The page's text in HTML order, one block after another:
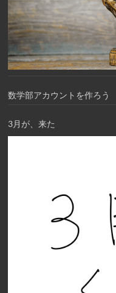
数学部アカウントを作ろう
3月が、来た